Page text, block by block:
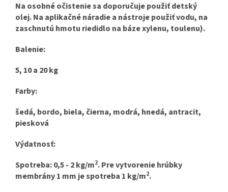
Na osobné očistenie sa doporučuje použiť detský
olej. Na aplikačné náradie a nástroje použiť vodu, na
zaschnutú hmotu riedidlo na báze xylenu, toulenu).
Balenie:
5, 10 a 20 kg
Farby:
šedá, bordo, biela, čierna, modrá, hnedá, antracit,
piesková
Výdatnosť:
Spotreba: 0,5 - 2 kg/m2. Pre vytvorenie hrúbky
membrány 1 mm je spotreba 1 kg/m2.